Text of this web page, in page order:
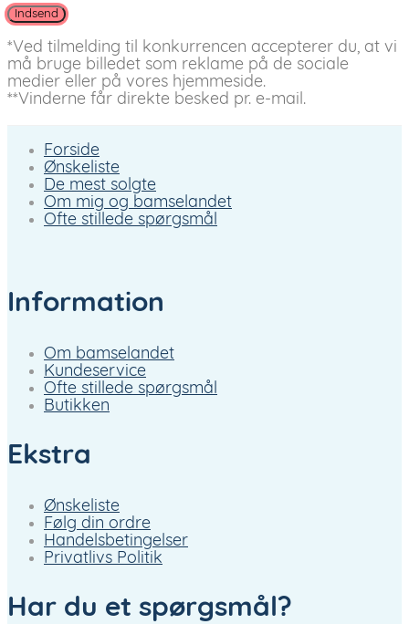
*Ved tilmelding til konkurrencen accepterer du, at vi
må bruge billedet som reklame på de sociale
medier eller på vores hjemmeside.
**Vinderne får direkte besked pr. e-mail.
Forside
Ønskeliste
De mest solgte
Om mig og bamselandet
Ofte stillede spørgsmål
Information
Om bamselandet
Kundeservice
Ofte stillede spørgsmål
Butikken
Ekstra
Ønskeliste
Følg din ordre
Handelsbetingelser
Privatlivs Politik
Har du et spørgsmål?